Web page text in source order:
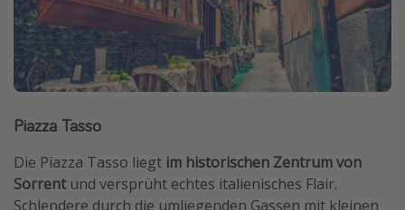
Piazza Tasso
Die Piazza Tasso liegt im historischen Zentrum von
Sorrentund versprüht echtes italienisches Flair.
Schlendere durch die umliegenden Gassen mit kleinen